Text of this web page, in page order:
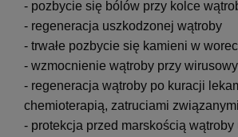
- pozbycie się bólów przy kolce
- regeneracja uszkodzonej wątroby
- trwałe pozbycie się kamieni w
- wzmocnienie wątroby przy
- regeneracja wątroby po kuracji
chemioterapią, zatruciami
- protekcja przed marskością wątroby